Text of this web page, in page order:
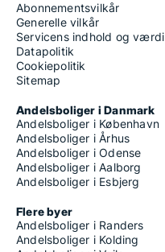
Abonnementsvilkår
Generelle vilkår
Servicens indhold og værdi
Datapolitik
Cookiepolitik
Sitemap
Andelsboliger i Danmark
Andelsboliger i København
Andelsboliger i Århus
Andelsboliger i Odense
Andelsboliger i Aalborg
Andelsboliger i Esbjerg
Flere byer
Andelsboliger i Randers
Andelsboliger i Kolding